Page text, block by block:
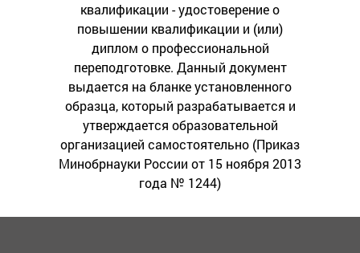
квалификации - удостоверение о
повышении квалификации и (или)
диплом о профессиональной
переподготовке. Данный документ
выдается на бланке установленного
образца, который разрабатывается и
утверждается образовательной
организацией самостоятельно (Приказ
Минобрнауки России от 15 ноября 2013
года № 1244)